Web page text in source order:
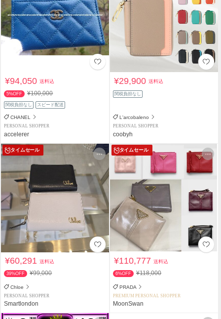
¥94,050送料込
5%OFF ¥100,000
関税負担なし スピード配送
CHANEL
PERSONAL SHOPPER
accelerer
¥29,900送料込
関税負担なし
L'arcobaleno
PERSONAL SHOPPER
coobyh
タイムセール
¥60,291送料込
39%OFF ¥99,000
Chloe
PERSONAL SHOPPER
Smartlondon
タイムセール
¥110,777送料込
6%OFF ¥118,000
PRADA
PREMIUM PERSONAL SHOPPER
MoonSwan